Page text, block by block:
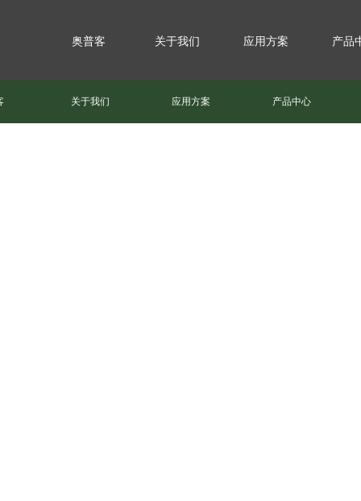
关于我们 应用方案 产品中心
奥普客 关于我们 应用方案 产品